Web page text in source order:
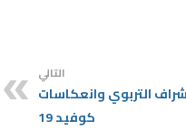
التالي
التربوي وانعكاسات
كوفيد 19